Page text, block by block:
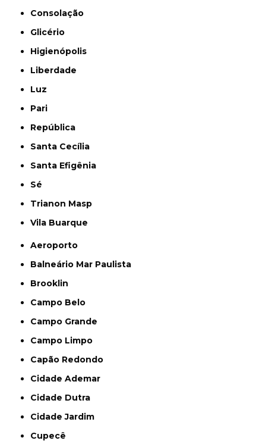
Consolação
Glicério
Higienópolis
Liberdade
Luz
Pari
República
Santa Cecília
Santa Efigênia
Sé
Trianon Masp
Vila Buarque
Aeroporto
Balneário Mar Paulista
Brooklin
Campo Belo
Campo Grande
Campo Limpo
Capão Redondo
Cidade Ademar
Cidade Dutra
Cidade Jardim
Cupecê